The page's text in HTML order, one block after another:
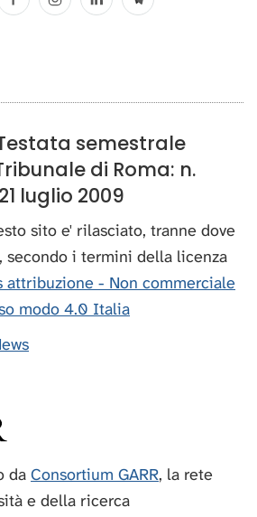
semestrale
di Roma: n.
luglio 2009
sito e' rilasciato, tranne dove
i termini della licenza
attribuzione - Non commerciale
modo 4.0 Italia
da Consortium GARR, la rete
e della ricerca